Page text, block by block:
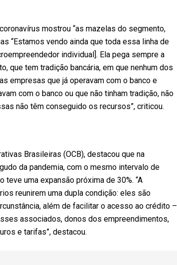
mostrou “as mazelas do segmento,
“Estamos vendo ainda que toda essa linha de
individual]. Ela pega sempre a
que tem tradição bancária, em que nenhum dos
empresas que já operavam com o banco e
com o banco ou que não tinham tradição, não
não têm conseguido os recursos”, criticou.
Brasileiras (OCB), destacou que na
da pandemia, com o mesmo intervalo de
uma expansão próxima de 30%. “A
reunirem uma dupla condição: eles são
além de facilitar o acesso ao crédito –
associados, donos dos empreendimentos,
e tarifas”, destacou.